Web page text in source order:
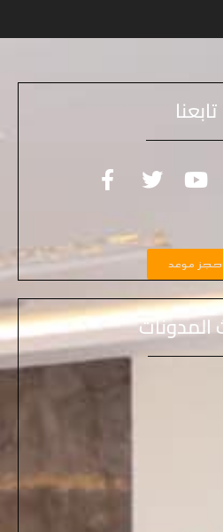
تابعنا
موعد
المدونات